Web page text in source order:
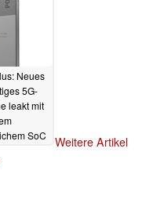
Neues
5G-
leakt mit
SoC
Weitere Artikel